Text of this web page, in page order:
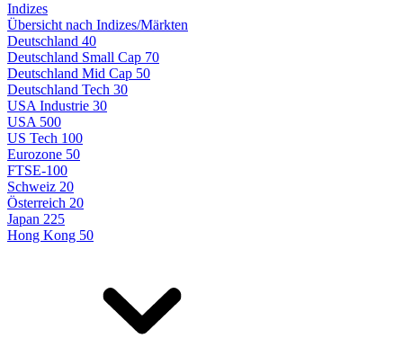
Indizes
Übersicht nach Indizes/Märkten
Deutschland 40
Deutschland Small Cap 70
Deutschland Mid Cap 50
Deutschland Tech 30
USA Industrie 30
USA 500
US Tech 100
Eurozone 50
FTSE-100
Schweiz 20
Österreich 20
Japan 225
Hong Kong 50